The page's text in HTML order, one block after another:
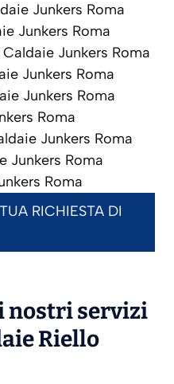
Junkers Roma
Junkers Roma
Caldaie Junkers Roma
Junkers Roma
Junkers Roma
Roma
Junkers Roma
Junkers Roma
Roma
RICHIESTA DI
nostri servizi
Riello